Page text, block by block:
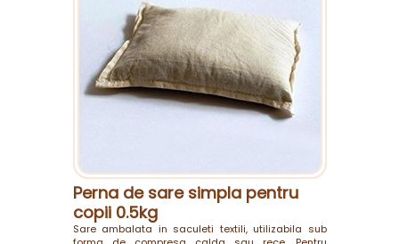
Perna de sare simpla pentru
copii 0.5kg
Sare ambalata in saculeti textili, utilizabila sub